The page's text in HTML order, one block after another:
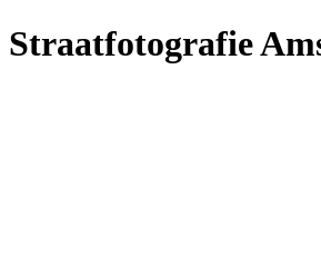
Straatfotografie